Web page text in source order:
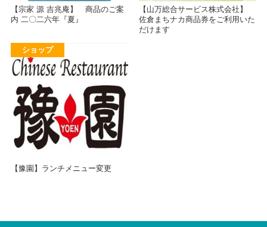
【宗家 源 吉兆庵】 商品のご案
内 二〇二六年『夏』
【山万総合サービス株式会社】
佐倉まちナカ商品券をご利用いた
だけます
ショップ
【豫園】ランチメニュー変更